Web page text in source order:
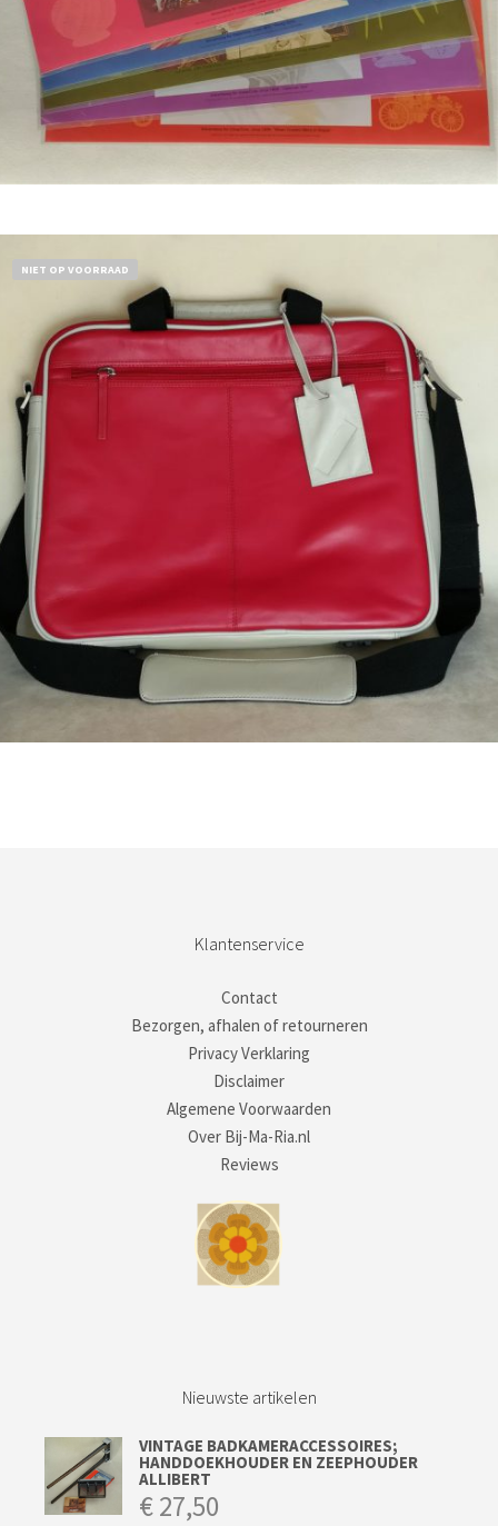
NIET OP VOORRAAD
Klantenservice
Contact
Bezorgen, afhalen of retourneren
Privacy Verklaring
Disclaimer
Algemene Voorwaarden
Over Bij-Ma-Ria.nl
Reviews
Nieuwste artikelen
VINTAGE BADKAMERACCESSOIRES;
HANDDOEKHOUDER EN ZEEPHOUDER
ALLIBERT
€27,50